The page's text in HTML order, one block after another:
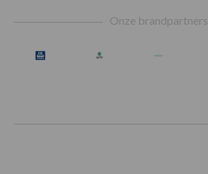
Onze brandpartners